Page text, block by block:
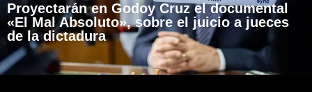
Proyectarán en Godoy Cruz el documental
«El Mal Absoluto», sobre el juicio a jueces
de la dictadura